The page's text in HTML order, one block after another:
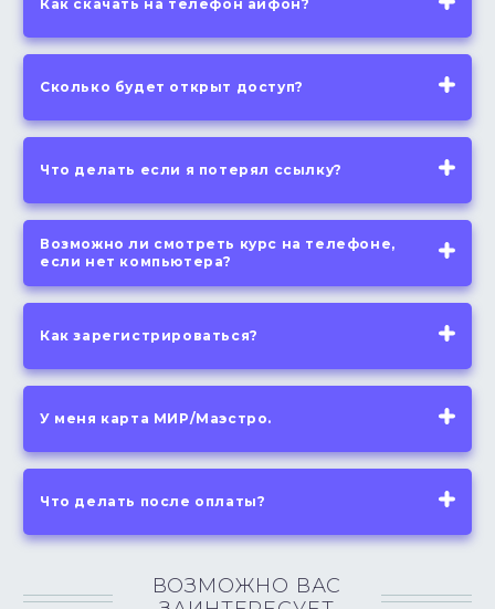
Как скачать на телефон айфон?
Сколько будет открыт доступ?
Что делать если я потерял ссылку?
Возможно ли смотреть курс на телефоне,
если нет компьютера?
Как зарегистрироваться?
У меня карта МИР/Маэстро.
Что делать после оплаты?
ВОЗМОЖНО ВАС